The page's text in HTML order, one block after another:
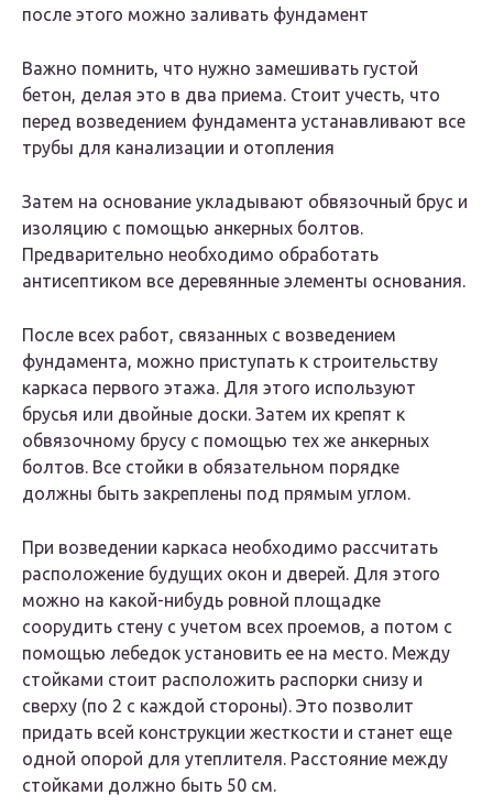
после этого можно заливать фундамент
Важно помнить, что нужно замешивать густой
бетон, делая это в два приема. Стоит учесть, что
перед возведением фундамента устанавливают все
трубы для канализации и отопления
Затем на основание укладывают обвязочный брус и
изоляцию с помощью анкерных болтов.
Предварительно необходимо обработать
антисептиком все деревянные элементы основания.
После всех работ, связанных с возведением
фундамента, можно приступать к строительству
каркаса первого этажа. Для этого используют
брусья или двойные доски. Затем их крепят к
обвязочному брусу с помощью тех же анкерных
болтов. Все стойки в обязательном порядке
должны быть закреплены под прямым углом.
При возведении каркаса необходимо рассчитать
расположение будущих окон и дверей. Для этого
можно на какой-нибудь ровной площадке
соорудить стену с учетом всех проемов, а потом с
помощью лебедок установить ее на место. Между
стойками стоит расположить распорки снизу и
сверху (по 2 с каждой стороны). Это позволит
придать всей конструкции жесткости и станет еще
одной опорой для утеплителя. Расстояние между
стойками должно быть 50 см.